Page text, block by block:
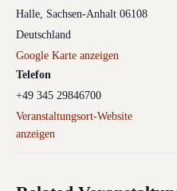
Halle, Sachsen-Anhalt 06108
Deutschland
Google Karte anzeigen
Telefon
+49 345 29846700
Veranstaltungsort-Website
anzeigen